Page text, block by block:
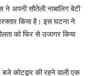
ने अपनी सौतेली नाबालिग बेटी
किया है। इस घटना ने
को फिर से उजागर किया
कोटद्वार की रहने वाली एक